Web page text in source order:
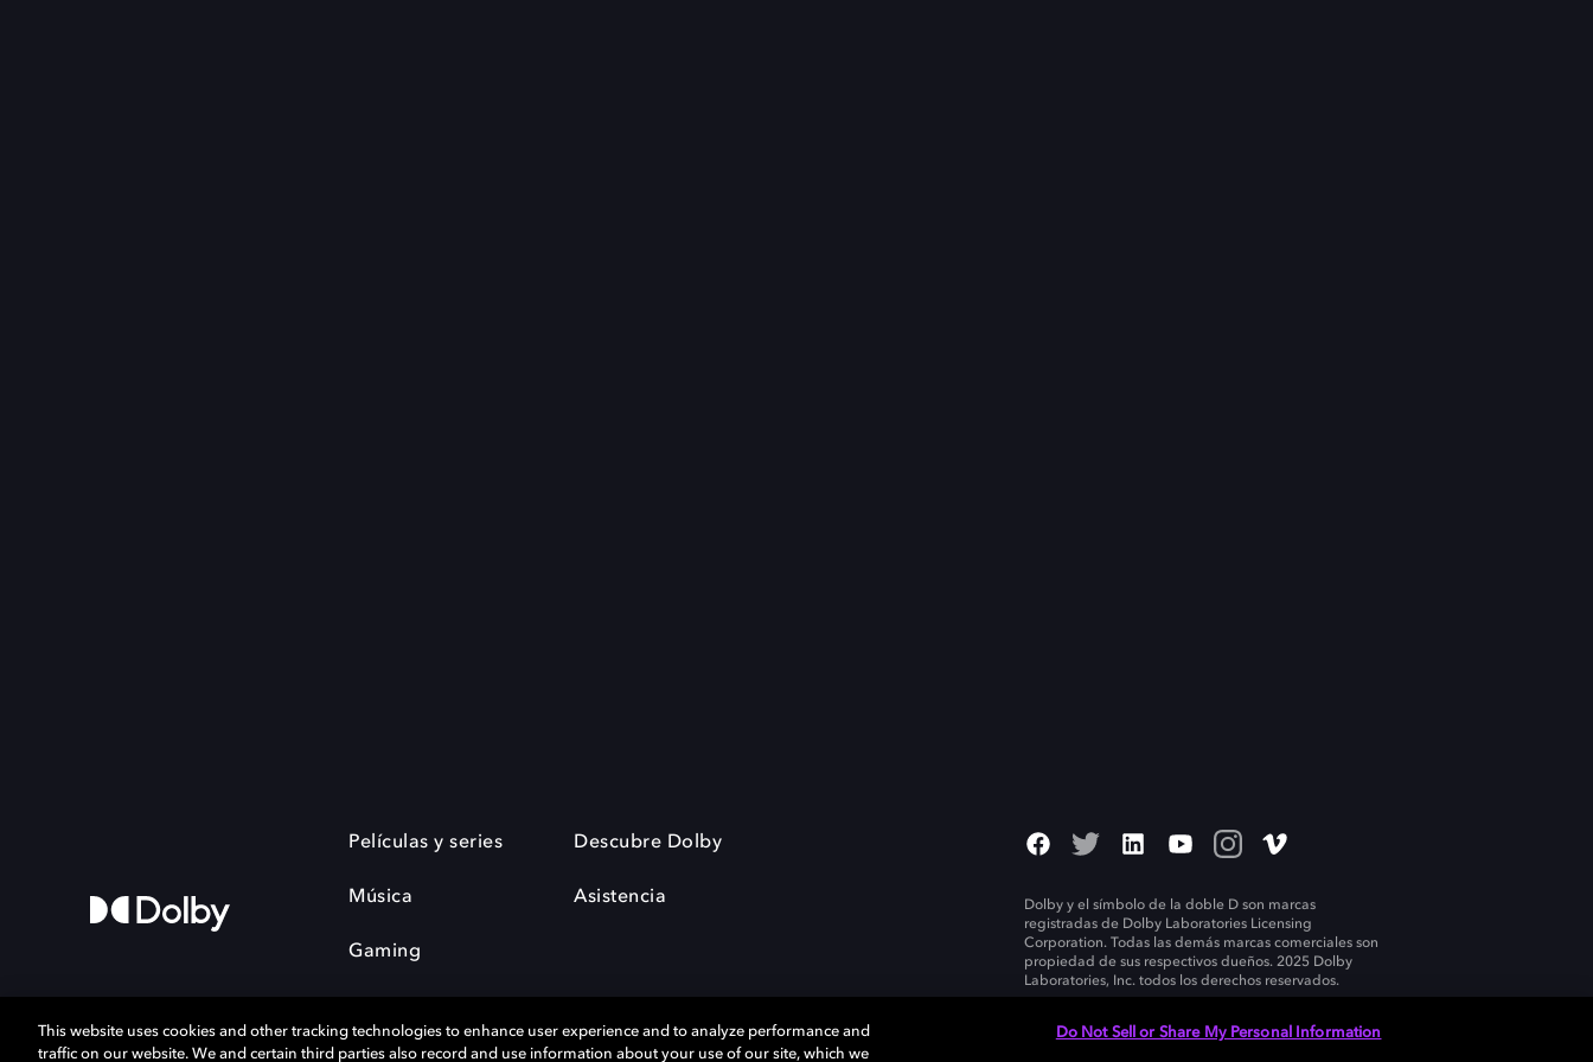
Películas y series
Música
Gaming
Descubre Dolby
Asistencia
Dolby y el símbolo de la doble D son marcas
registradas de Dolby Laboratories Licensing
Corporation. Todas las demás marcas comerciales son
propiedad de sus respectivos dueños. 2025 Dolby
Laboratories, Inc. todos los derechos reservados.
This website uses cookies and other tracking technologies to enhance user experience and to analyze performance and
traffic on our website. We and certain third parties also record and use information about your use of our site, which we
Do Not Sell or Share My Personal Information